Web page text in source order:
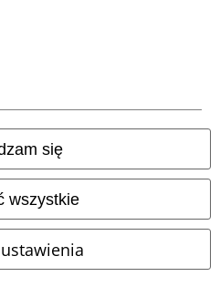
się
wszystkie
środowiska